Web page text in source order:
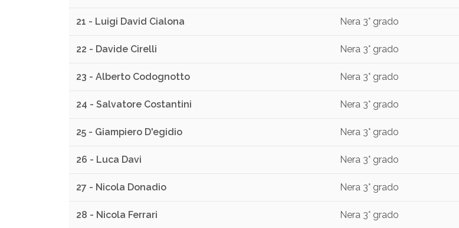
21 - Luigi David Cialona Nera 3° grado
22 - Davide Cirelli Nera 3° grado
23 - Alberto Codognotto Nera 3° grado
24 - Salvatore Costantini Nera 3° grado
25 - Giampiero D'egidio Nera 3° grado
26 - Luca Davi Nera 3° grado
27 - Nicola Donadio Nera 3° grado
28 - Nicola Ferrari Nera 3° grado